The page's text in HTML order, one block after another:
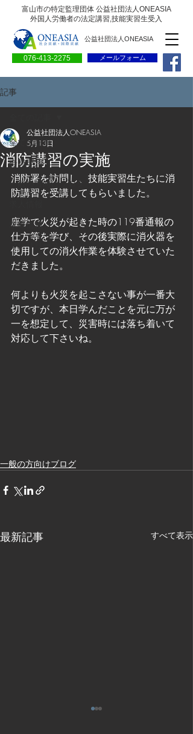
富山市の特定監理団体 公益社団法人ONEASIA
外国人労働者の法定講習,技能実習生受入
076-413-2275
公益社団法人ONEASIA
メールフォーム
記事
全ての記事
会員専用ページ
一般の方向けブログ
求職情報
プレリリース
消防講習の実施
公益社団法人ONEASIA
5月13日
消防署を訪問し、技能実習生たちに消
防講習を受講してもらいました。
座学で火災が起きた時の119番通報の
仕方等を学び、その後実際に消火器を
使用しての消火作業を体験させていた
だきました。
何よりも火災を起こさない事が一番大
切ですが、本日学んだことを元に万が
一を想定して、災害時には落ち着いて
対応して下さいね。
一般の方向けブログ
最新記事 すべて表示